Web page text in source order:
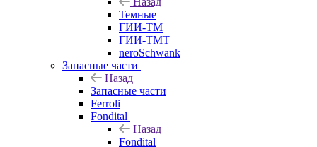
Темные
ГИИ-ТМ
ГИИ-ТМТ
neroSchwank
Запасные части
Назад
Запасные части
Ferroli
Fondital
Назад
Fondital